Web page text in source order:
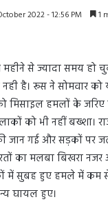
2022 - 12:56 PM 1
महीने से ज्यादा समय हो
है। रूस ने सोमवार को
हमलों के जरिए
को भी नहीं बख्शा।
गई और सड़कों पर
का मलबा बिखरा
में सुबह हुए हमले में कम
घायल हुए।